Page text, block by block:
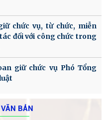
chức vụ, từ chức, miễn
đối với công chức trong
giữ chức vụ Phó Tổng
BẢN